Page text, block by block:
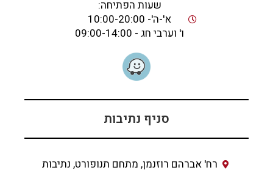
שעות הפתיחה:
א'-ה'- 10:00-20:00
ו' וערבי חג - 09:00-14:00
סניף נתיבות
רח' אברהם רוזנמן, מתחם תנופורט, נתיבות